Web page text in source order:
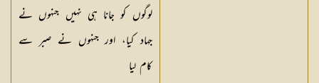
لوگوں کو جانا ہی نہیں جنہوں نے
جہاد کیا، اور جنہوں نے صبر سے
کام لیا